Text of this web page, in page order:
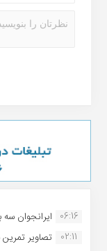
06:16 ایرانجوان
02:11
تصاویر